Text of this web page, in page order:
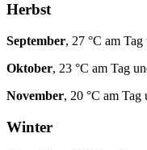
Herbst
September, 27 °C am
Oktober, 23 °C am Tag
November, 20 °C am
Winter